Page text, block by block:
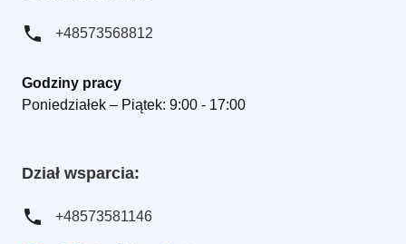
+48573568812
Godziny pracy
Poniedziałek – Piątek: 9:00 - 17:00
Dział wsparcia:
+48573581146